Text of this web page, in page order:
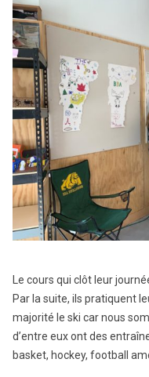
Le cours qui clôt leur
Par la suite, ils pratiquent
majorité le ski car nous
d’entre eux ont des
basket, hockey, football